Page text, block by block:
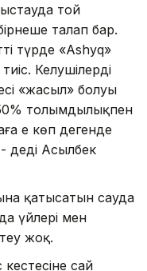
той
талап бар.
түрде «Ashyq»
Келушілердің
«жасыл» болуы
толымдылықпен
ең көп дегенде
деді Асылбек
қатысатын сауда
үйлері мен
жоқ.
сай